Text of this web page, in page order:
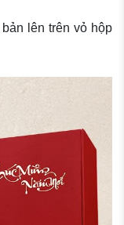
lên trên vỏ hộp